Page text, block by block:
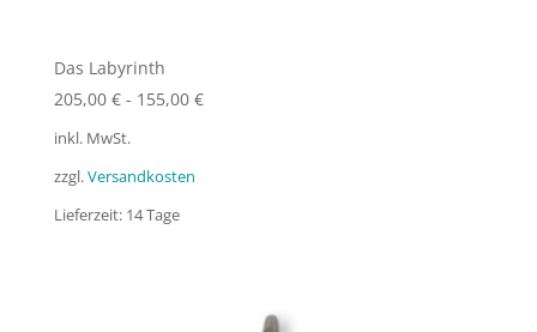
Das Labyrinth
205,00 €- 155,00 €
inkl. MwSt.
zzgl.Versandkosten
Lieferzeit: 14 Tage